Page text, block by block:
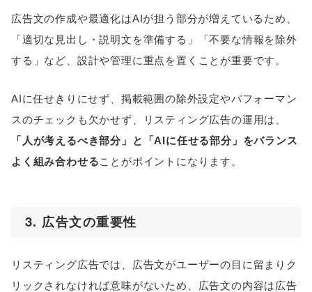
広告文の作成や最適化はAIが担う部分が増えているため、
「適切な見出し・説明文を準備する」「不要な情報を除外
する」など、設計や管理に重点を置くことが重要です。
AIに任せきりにせず、掲載範囲の除外設定やパフォーマン
スのチェックも欠かせず、リスティング広告の運用は、
「人が考えるべき部分」と「AIに任せる部分」をバランス
よく組み合わせることがポイントになります。
3. 広告文の重要性
リスティング広告では、広告文がユーザーの目に留まりク
リックされなければ意味がないため、広告文の内容は広告